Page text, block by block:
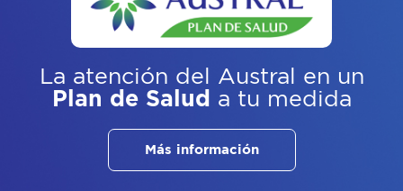
La atención del Austral
en un
Plan de Salud a tu medida
Más información